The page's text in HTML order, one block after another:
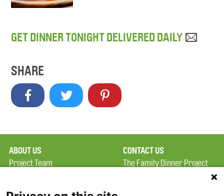
GET DINNER TONIGHT DELIVERED DAILY
SHARE
ABOUT US
Project Team
Terms of Use
CONTACT US
The Family Dinner Project